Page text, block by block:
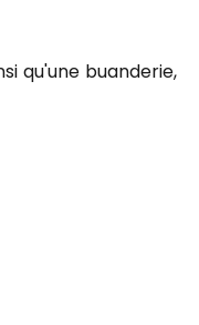
qu'une buanderie,